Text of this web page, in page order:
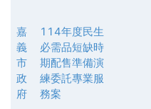
嘉
義
市
政
府
114年度民生
必需品短缺時
期配售準備演
練委託專業服
務案